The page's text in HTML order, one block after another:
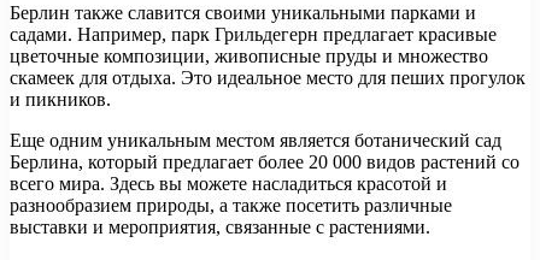
Берлин также славится своими уникальными парками и
садами. Например, парк Грильдегерн предлагает красивые
цветочные композиции, живописные пруды и множество
скамеек для отдыха. Это идеальное место для пеших прогулок
и пикников.
Еще одним уникальным местом является ботанический сад
Берлина, который предлагает более 20 000 видов растений со
всего мира. Здесь вы можете насладиться красотой и
разнообразием природы, а также посетить различные
выставки и мероприятия, связанные с растениями.